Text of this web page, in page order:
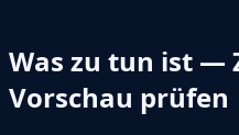
Was zu tun ist —
Vorschau prüfen